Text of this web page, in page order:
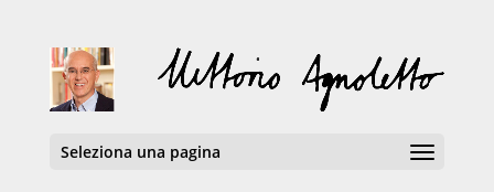
Seleziona una pagina